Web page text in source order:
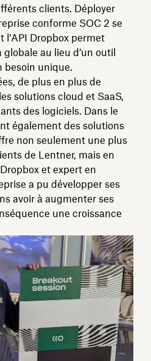
clients. Déployer
conforme SOC 2 se
Dropbox permet
au lieu d’un outil
besoin unique.
de plus en plus de
solutions cloud et SaaS,
des logiciels. Dans le
également des solutions
non seulement une plus
de Lentner, mais en
et expert en
a pu développer ses
avoir à augmenter ses
une croissance